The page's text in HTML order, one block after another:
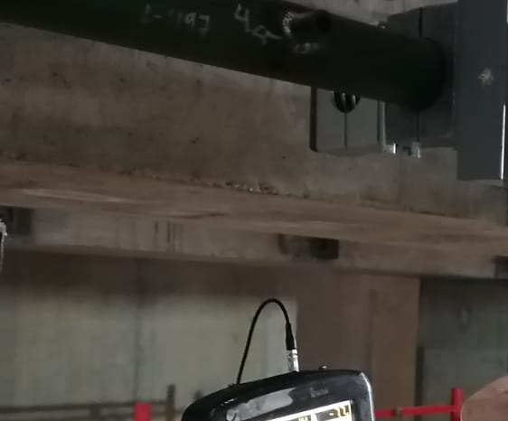
Подготовка к ручной сварке
Предварительная очистка и обработка поверхностей
Контроль и отделка сварочных соединений
Визуальный контроль и дефектоскопия
Зачистка швов после сварки
В статье эксперты «100 ТОНН» рассказали про разные техники ручной
контроль качества соединений.